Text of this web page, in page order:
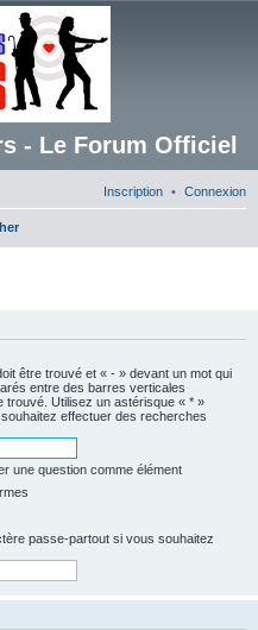
- Le Forum Officiel
Connexion
Inscription
être trouvé et « - » devant un mot qui
entre des barres verticales
trouvé. Utilisez un astérisque « * »
effectuer des recherches
une question comme élément
passe-partout si vous souhaitez